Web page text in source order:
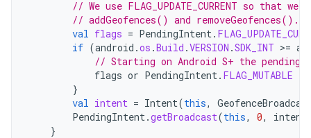
// We use FLAG_UPDATE_CURRENT so
// addGeofences() and removeGeofences().
val flags = PendingIntent.
if (android .os .Build .VERSION .SDK_INT >=
// Starting on Android S+ the pending
flags or PendingIntent. FLAG_MUTABLE
}
val intent = Intent(this,
PendingIntent.getBroadcast(this, 0, intent
}